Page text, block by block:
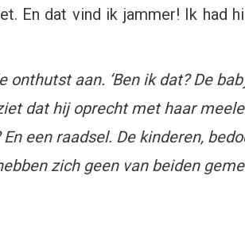
En dat vind ik jammer! Ik had
onthutst aan. ‘Ben ik dat? De
dat hij oprecht met haar
een raadsel. De kinderen,
zich geen van beiden